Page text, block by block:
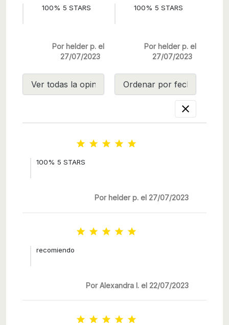
100% 5 STARS 100% 5 STARS
Por helder p. el
27/07/2023
Por helder p. el
27/07/2023

    
100% 5 STARS
Por helder p. el 27/07/2023
    
recomiendo
Por Alexandra I. el 22/07/2023
    